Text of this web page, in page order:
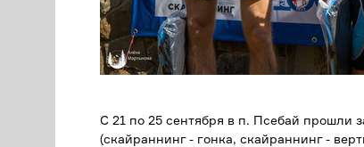
С 21 по 25 сентября в п. Псебай прошли
(скайраннинг - гонка, скайраннинг -